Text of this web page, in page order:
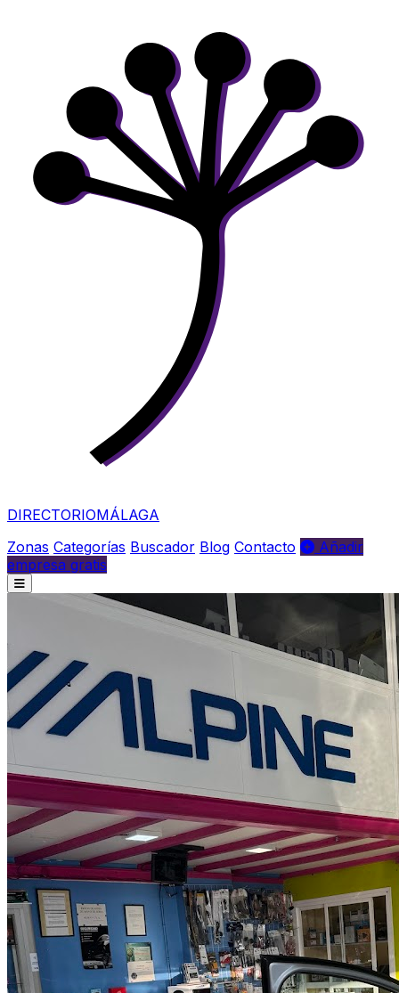
DIRECTORIOMÁLAGA
Zonas Categorías Buscador Blog Contacto
Añadir
empresa gratis